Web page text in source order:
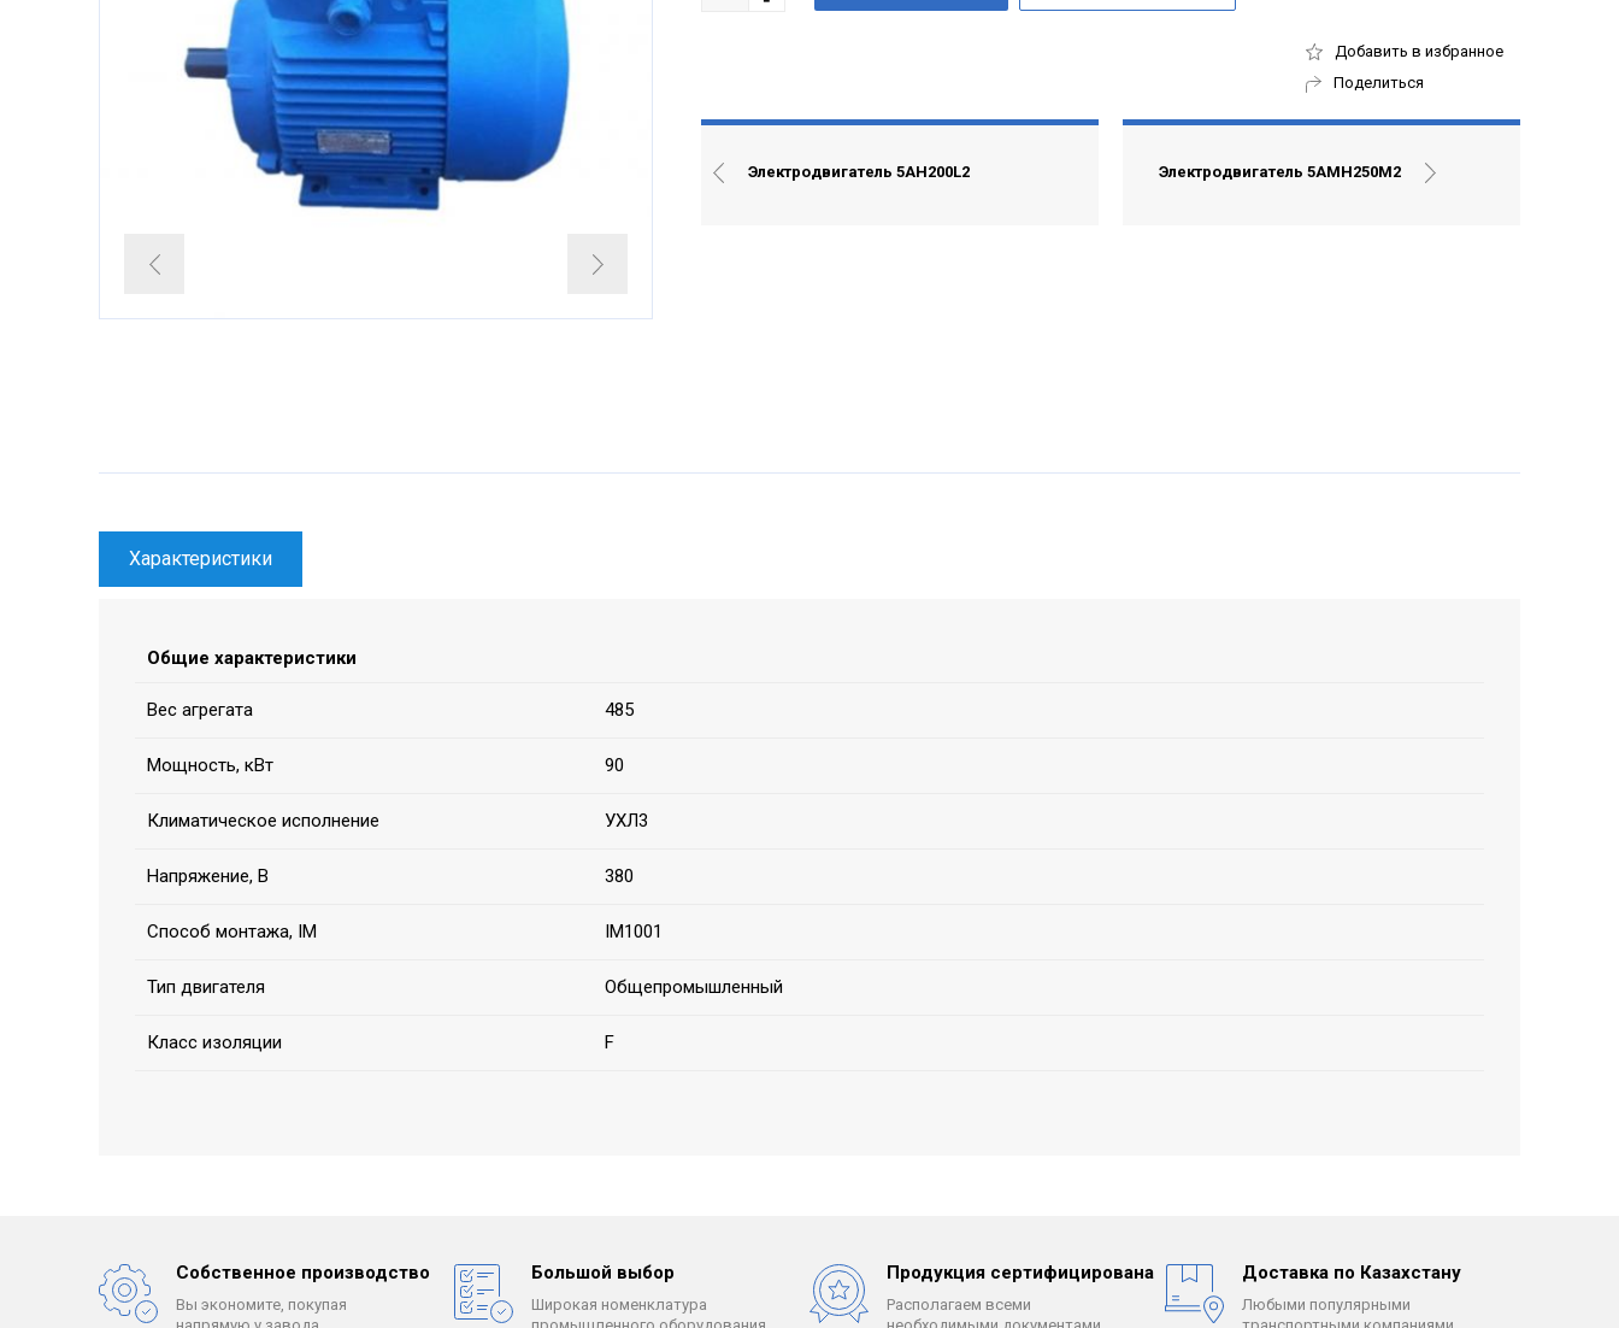
Добавить в избранное
Поделиться
Электродвигатель 5АН200L2 Электродвигатель 5АМН250М2
Характеристики
Общие характеристики
Вес агрегата 485
Мощность, кВт 90
Климатическое исполнение УХЛ3
Напряжение, В 380
Способ монтажа, IM IM1001
Тип двигателя Общепромышленный
Класс изоляции F
Собственное производство
Вы экономите, покупая
Большой выбор
Широкая номенклатура
Продукция сертифицирована
Располагаем всеми
Доставка по Казахстану
Любыми популярными